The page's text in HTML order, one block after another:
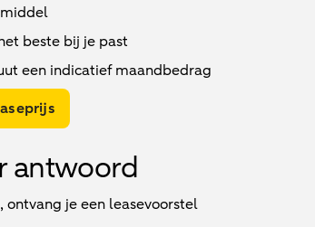
beste bij je past
een indicatief maandbedrag
antwoord
je een leasevoorstel